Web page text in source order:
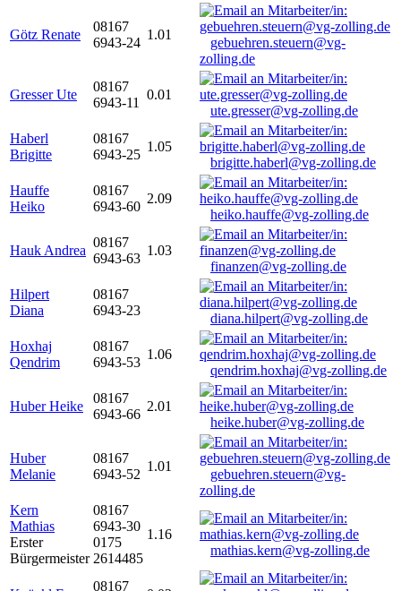
Götz Renate
08167
6943-24
1.01
gebuehren.steuern@vg-
zolling.de
Gresser Ute
08167
6943-11
0.01
ute.gresser@vg-zolling.de
Haberl
Brigitte
08167
6943-25
1.05
brigitte.haberl@vg-zolling.de
Hauffe
Heiko
08167
6943-60
2.09
heiko.hauffe@vg-zolling.de
Hauk Andrea
08167
6943-63
1.03
finanzen@vg-zolling.de
Hilpert
Diana
08167
6943-23
diana.hilpert@vg-zolling.de
Hoxhaj
Qendrim
08167
6943-53
1.06
qendrim.hoxhaj@vg-zolling.de
Huber Heike
08167
6943-66
2.01
heike.huber@vg-zolling.de
Huber
Melanie
08167
6943-52
1.01
gebuehren.steuern@vg-
zolling.de
Kern
Mathias
Erster
Bürgermeister
08167
6943-30
0175
2614485
1.16
mathias.kern@vg-zolling.de
08167